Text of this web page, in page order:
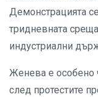
Демонстрацията
тридневната
индустриални
Женева е особено
след протестите